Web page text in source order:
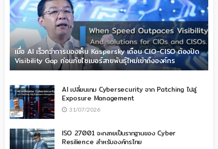
เมื่อ AI เร็วกว่าการมองเห็น Kaspersky เตือน CIO-CISO ต้องปิด
Visibility Gap ก่อนภัยไซเบอร์สายพันธุ์ใหม่เข้าถึงองค์กร
AI เปลี่ยนเกม Cybersecurity จาก Patching ไปสู่
Exposure Management
31/07/2026
ISO 27001 จะกลายเป็นรากฐานของ Cyber
Resilience สำหรับองค์กรไทย